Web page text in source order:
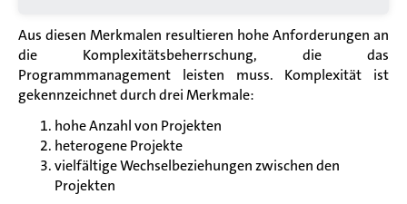
Aus diesen Merkmalen resultieren hohe Anforderungen an
die Komplexitätsbeherrschung, die das
Programmmanagement leisten muss. Komplexität ist
gekennzeichnet durch drei Merkmale:
hohe Anzahl von Projekten
heterogene Projekte
vielfältige Wechselbeziehungen zwischen den
Projekten